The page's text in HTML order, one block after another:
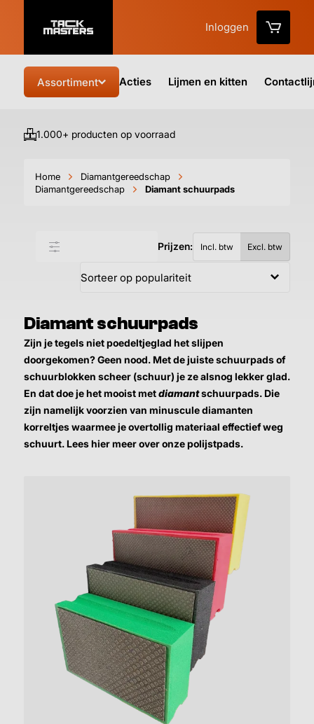
Inloggen
Assortiment Acties Lijmen en kitten
1.000+ producten op voorraad
Home
Diamantgereedschap
Diamantgereedschap
Diamant schuurpads
Prijzen: Incl. btw Excl. btw
Diamant schuurpads
Zijn je tegels niet poedeltjeglad het slijpen
doorgekomen? Geen nood. Met de juiste schuurpads of
schuurblokken scheer (schuur) je ze alsnog lekker glad.
En dat doe je het mooist metdiamantschuurpads. Die
zijn namelijk voorzien van minuscule diamanten
korreltjes waarmee je overtollig materiaal effectief weg
schuurt. Lees hier meer over onze polijstpads.